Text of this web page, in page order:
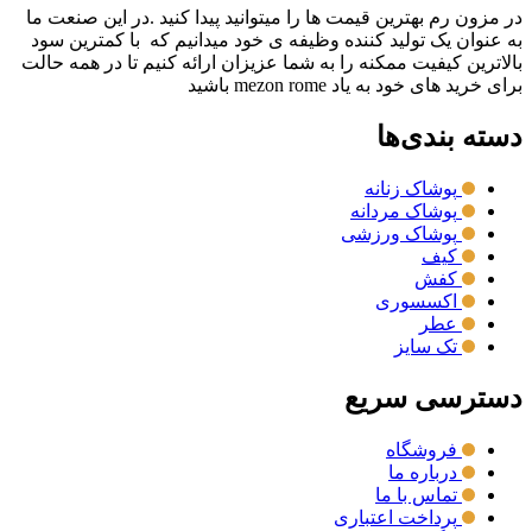
در مزون رم بهترین قیمت ها را میتوانید پیدا کنید .در این صنعت ما
به عنوان یک تولید کننده وظیفه ی خود میدانیم که با کمترین سود
بالاترین کیفیت ممکنه را به شما عزیزان ارائه کنیم تا در همه حالت
برای خرید های خود به یاد mezon rome باشید
دسته بندی‌ها
پوشاک زنانه
پوشاک مردانه
پوشاک ورزشی
کیف
کفش
اکسسوری
عطر
تک سایز
دسترسی سریع
فروشگاه
درباره ما
تماس با ما
پرداخت اعتباری